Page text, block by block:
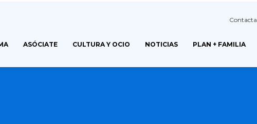
Contacta
ASÓCIATE CULTURA Y OCIO NOTICIAS PLAN + FAMILIA